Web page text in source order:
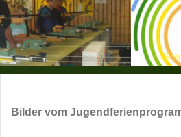
Bilder vom